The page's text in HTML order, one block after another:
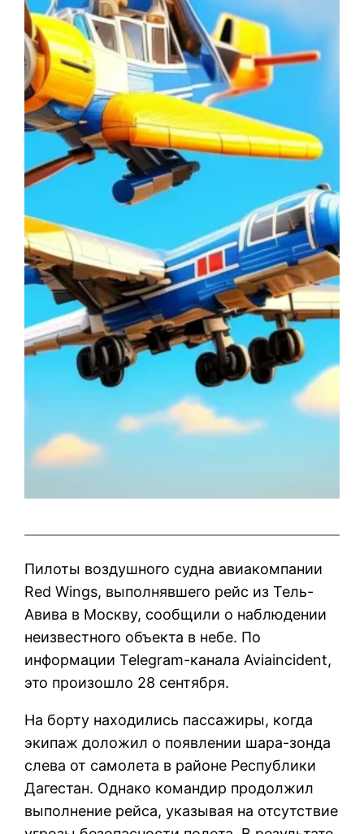
Пилоты воздушного судна авиакомпании
Red Wings, выполнявшего рейс из Тель-
Авива в Москву, сообщили о наблюдении
неизвестного объекта в небе. По
информации Telegram-канала Aviaincident,
это произошло 28 сентября.
На борту находились пассажиры, когда
экипаж доложил о появлении шара-зонда
слева от самолета в районе Республики
Дагестан. Однако командир продолжил
выполнение рейса, указывая на отсутствие